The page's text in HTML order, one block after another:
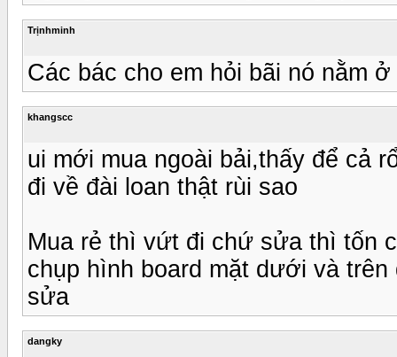
Trịnhminh
Các bác cho em hỏi bãi nó nằm
khangscc
ui mới mua ngoài bải,thấy để cả
đi về đài loan thật rùi sao
Mua rẻ thì vứt đi chứ sửa thì tốn
chụp hình board mặt dưới và
sửa
dangky